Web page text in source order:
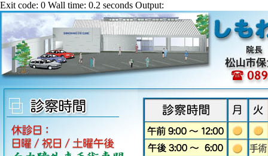
Exit code: 0 Wall time: 0.2 seconds Output: